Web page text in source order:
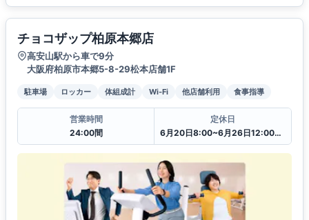
チョコザップ柏原本郷店
高安山駅から車で9分
大阪府柏原市本郷5-8-29松本店舗1F
駐車場 ロッカー 体組成計 Wi-Fi 他店舗利用 食事指導
営業時間
24:00間
定休日
6月20日8:00~6月26日12:00一時閉館中